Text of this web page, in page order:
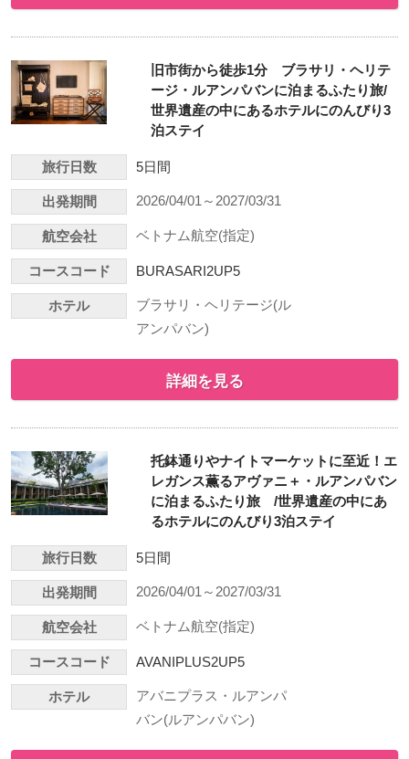
旧市街から徒歩1分 ブラサリ・ヘリテ
ージ・ルアンパバンに泊まるふたり旅/
世界遺産の中にあるホテルにのんびり3
泊ステイ
旅行日数 5日間
出発期間 2026/04/01～2027/03/31
航空会社 ベトナム航空(指定)
コースコード BURASARI2UP5
ホテル
ブラサリ・ヘリテージ(ル
アンパバン)
詳細を見る
托鉢通りやナイトマーケットに至近！エ
レガンス薫るアヴァニ＋・ルアンパバン
に泊まるふたり旅 /世界遺産の中にあ
るホテルにのんびり3泊ステイ
旅行日数 5日間
出発期間 2026/04/01～2027/03/31
航空会社 ベトナム航空(指定)
コースコード AVANIPLUS2UP5
ホテル
アバニプラス・ルアンパ
バン(ルアンパバン)